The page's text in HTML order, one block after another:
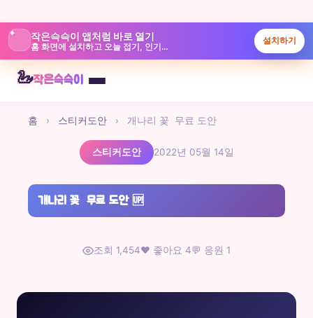
✦ 작은슥슥이 앱처럼 바로 열기
홈 화면에 설치하고 오늘 접기, 인기글, 놀이터를 빠르게 보실 수 있습니다.
설치하기
🦢작은슥슥이
홈 › 스티커도안 › 개나리 꽃 무료 도안
스티커도안 2022년 05월 14일
개나리 꽃 무료 도안 🆙
조회 1,454❤️ 좋아요 4💬 응원 1